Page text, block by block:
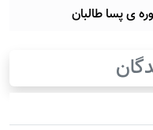
ی پسا طالبان